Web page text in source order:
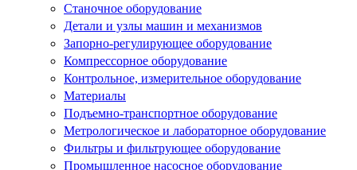
Станочное оборудование
Детали и узлы машин и механизмов
Запорно-регулирующее оборудование
Компрессорное оборудование
Контрольное, измерительное оборудование
Материалы
Подъемно-транспортное оборудование
Метрологическое и лабораторное оборудование
Фильтры и фильтрующее оборудование
Промышленное насосное оборудование